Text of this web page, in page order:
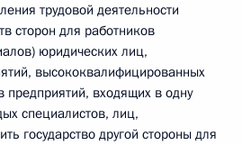
трудовой деятельности
сторон для работников
юридических лиц,
высококвалифицированных
предприятий, входящих в одну
специалистов, лиц,
государство другой стороны для